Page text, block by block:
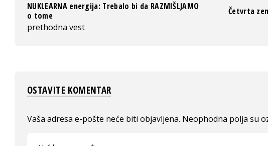
NUKLEARNA energija: Trebalo bi da RAZMIŠLJAMO
o tome
prethodna vest
Četvrta
OSTAVITE KOMENTAR
Vaša adresa e-pošte neće biti objavljena. Neophodna polja su